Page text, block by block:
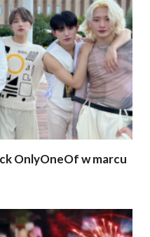
OnlyOneOf w marcu